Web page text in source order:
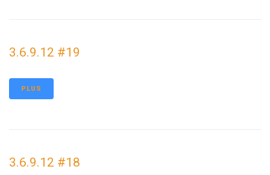
3.6.9.12 #19
PLUS
3.6.9.12 #18